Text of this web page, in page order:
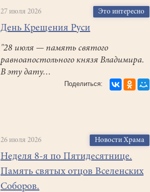
27 июля 2026 Это интересно
День Крещения Руси
"28 июля — память святого
равноапостольного князя Владимира.
В эту дату…
26 июля 2026 Новости Храма
Неделя 8-я по Пятидесятнице.
Память святых отцов Вселенских
Соборов.